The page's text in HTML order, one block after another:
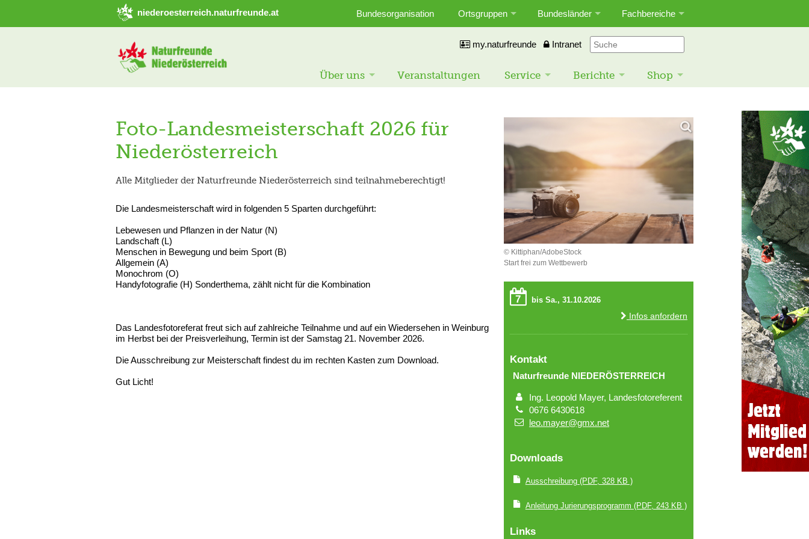
➜ Hauptregion der Seite anspringen
niederoesterreich.naturfreunde.at Bundesorganisation Ortsgruppen Bundesländer Fachbereiche
my.naturfreunde Intranet
Über uns Veranstaltungen Service Berichte Shop
Foto-Landesmeisterschaft 2026 für
Niederösterreich
Alle Mitglieder der Naturfreunde Niederösterreich sind teilnahmeberechtigt!
Die Landesmeisterschaft wird in folgenden 5 Sparten durchgeführt:
Lebewesen und Pflanzen in der Natur (N)
Landschaft (L)
Menschen in Bewegung und beim Sport (B)
Allgemein (A)
Monochrom (O)
Handyfotografie (H) Sonderthema, zählt nicht für die Kombination
Das Landesfotoreferat freut sich auf zahlreiche Teilnahme und auf ein Wiedersehen in Weinburg
im Herbst bei der Preisverleihung, Termin ist der Samstag 21. November 2026.
Die Ausschreibung zur Meisterschaft findest du im rechten Kasten zum Download.
Gut Licht!
© Kittiphan/AdobeStock
Start frei zum Wettbewerb
7 bis Sa., 31.10.2026
Infos anfordern
Kontakt
Naturfreunde NIEDERÖSTERREICH
Ing. Leopold Mayer, Landesfotoreferent
0676 6430618
leo.mayer@gmx.net
Downloads
Ausschreibung(PDF, 328 KB )
Anleitung Jurierungsprogramm (PDF, 243 KB )
Links